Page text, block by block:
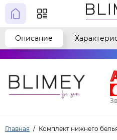
Главная Комплект нижнего
Описание